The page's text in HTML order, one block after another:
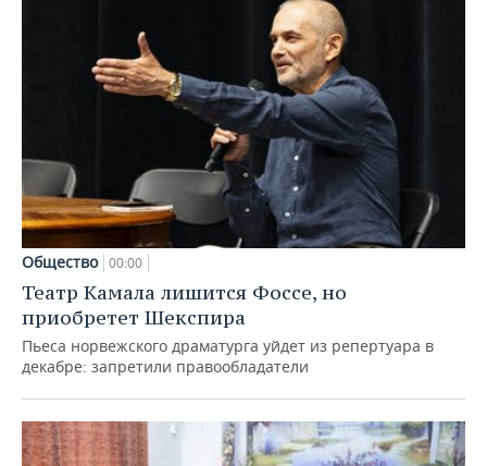
Общество 00:00
Театр Камала лишится Фоссе, но
приобретет Шекспира
Пьеса норвежского драматурга уйдет из репертуара в
декабре: запретили правообладатели